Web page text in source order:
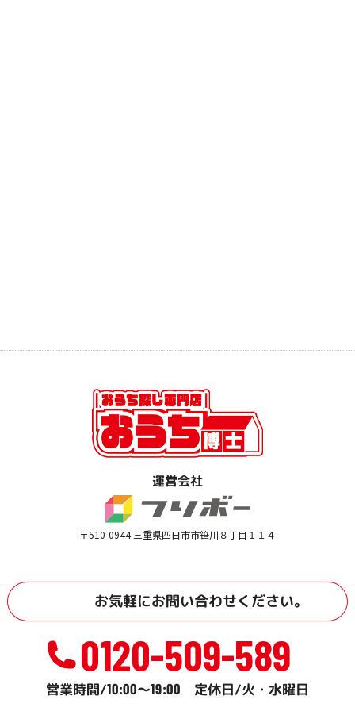
運営会社
〒510-0944 三重県四日市市笹川８丁目１１４
お気軽にお問い合わせください。
0120-509-589
営業時間/10:00～19:00 定休日/火・水曜日